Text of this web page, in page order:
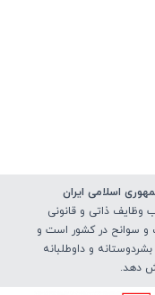
اسلامی ایران
ذاتی و قانونی
و سوانح در کشور است و
و داوطلبانه
دهد.